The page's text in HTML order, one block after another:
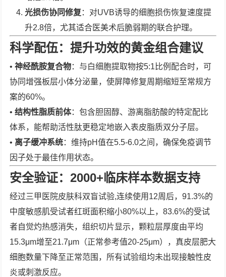
光损伤协同修复 ：对UVB诱导的细胞损伤恢复速度提
升2.8倍，尤其适合医美术后脆弱期的联合护理。
科学配伍：提升功效的黄金组合建议
•神经酰胺复合物：与白细胞提取物按5:1比例配合时，可
协同增强板层小体分泌量，使屏障修复周期缩短至常规方
案的60%。
•结构性脂质前体：包含胆固醇、游离脂肪酸的特定配比
体系，能帮助活性肽更稳定地嵌入表皮脂质双分子层。
• 离子缓冲系统：维持pH值在5.5-6.0之间，确保免疫调节
因子处于最佳作用状态。
安全验证：2000+临床样本数据支持
经过三甲医院皮肤科双盲试验,连续使用12周后，91.3%的
中度敏感肌受试者红斑面积缩小80%以上，83.6%的受试
者自觉灼热感消失，组织切片显示，颗粒层厚度由平均
15.3μm增至21.7μm（正常参考值20-25μm），真皮层肥大
细胞数量下降至正常范围，所有试验组均未出现接触性皮
炎或刺激反应。